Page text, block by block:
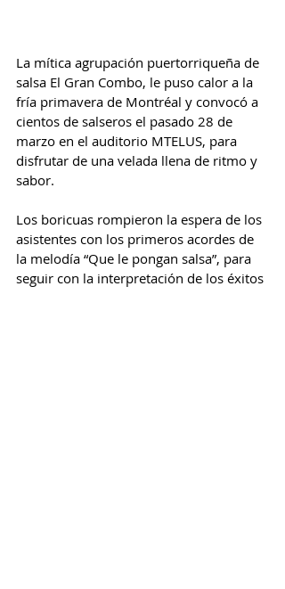
La mítica agrupación puertorriqueña de
salsa El Gran Combo, le puso calor a la
fría primavera de Montréal y convocó a
cientos de salseros el pasado 28 de
marzo en el auditorio MTELUS, para
disfrutar de una velada llena de ritmo y
sabor.
Los boricuas rompieron la espera de los
asistentes con los primeros acordes de
la melodía “Que le pongan salsa”, para
seguir con la interpretación de los éxitos